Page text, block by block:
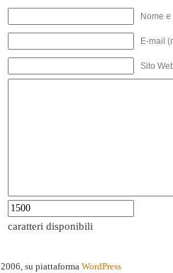
Nome
E-mail
Sito
caratteri disponibili
2006, su piattaforma WordPress